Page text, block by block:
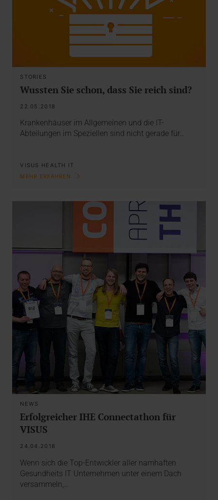
STORIES
Wussten Sie schon, dass Sie reich sind?
22.05.2018
Krankenhäuser im Allgemeinen und die IT-
Abteilungen im Speziellen sind nicht gerade für…
VISUS HEALTH IT
MEHR ERFAHREN
NEWS
Erfolgreicher IHE Connectathon für
VISUS
24.04.2018
Wenn sich die Top-Entwickler aller namhaften
Gesundheits IT Unternehmen unter einem Dach
versammeln,…